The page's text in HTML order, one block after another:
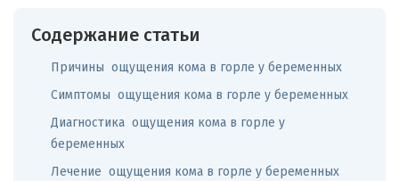
Содержание статьи
Причины ощущения кома в горле у беременных
Симптомы ощущения кома в горле у беременных
Диагностика ощущения кома в горле у
беременных
Лечение ощущения кома в горле у беременных